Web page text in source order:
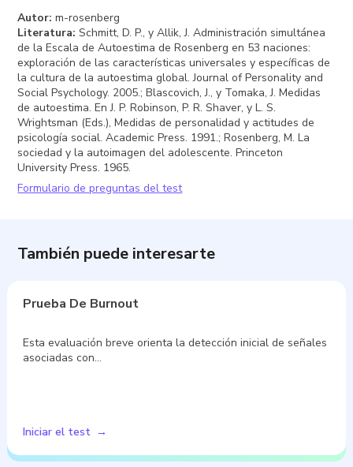
Autor: m-rosenberg
Literatura: Schmitt, D. P., y Allik, J. Administración simultánea
de la Escala de Autoestima de Rosenberg en 53 naciones:
exploración de las características universales y específicas de
la cultura de la autoestima global. Journal of Personality and
Social Psychology. 2005.; Blascovich, J., y Tomaka, J. Medidas
de autoestima. En J. P. Robinson, P. R. Shaver, y L. S.
Wrightsman (Eds.), Medidas de personalidad y actitudes de
psicología social. Academic Press. 1991.; Rosenberg, M. La
sociedad y la autoimagen del adolescente. Princeton
University Press. 1965.
Formulario de preguntas del test
También puede interesarte
Prueba De Burnout
Esta evaluación breve orienta la detección inicial de señales
asociadas con…
Iniciar el test